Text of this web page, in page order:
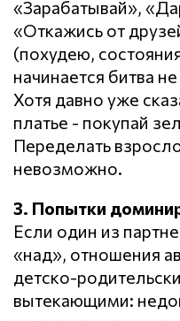
«Зарабатывай»,
«Откажись от
(похудею,
начинается битва
Хотя давно уже
платье - покупай
Переделать
невозможно.
3. Попытки
Если один из
«над», отношения
детско-
вытекающими: